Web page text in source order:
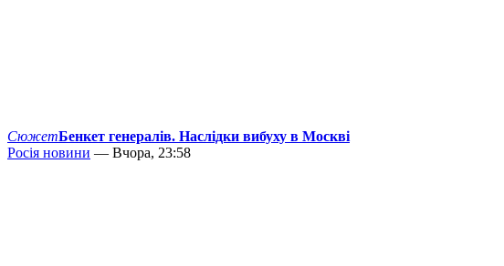
СюжетБенкет генералів. Наслідки вибуху в Москві
Росія новини — Вчора, 23:58